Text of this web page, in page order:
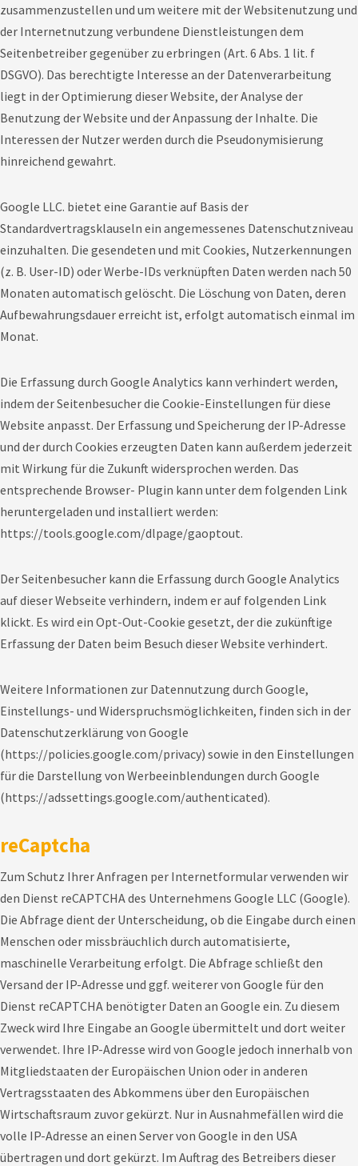
zusammenzustellen und um weitere mit der Websitenutzung und
der Internetnutzung verbundene Dienstleistungen dem
Seitenbetreiber gegenüber zu erbringen (Art. 6 Abs. 1 lit. f
DSGVO). Das berechtigte Interesse an der Datenverarbeitung
liegt in der Optimierung dieser Website, der Analyse der
Benutzung der Website und der Anpassung der Inhalte. Die
Interessen der Nutzer werden durch die Pseudonymisierung
hinreichend gewahrt.
Google LLC. bietet eine Garantie auf Basis der
Standardvertragsklauseln ein angemessenes Datenschutzniveau
einzuhalten. Die gesendeten und mit Cookies, Nutzerkennungen
(z. B. User-ID) oder Werbe-IDs verknüpften Daten werden nach 50
Monaten automatisch gelöscht. Die Löschung von Daten, deren
Aufbewahrungsdauer erreicht ist, erfolgt automatisch einmal im
Monat.
Die Erfassung durch Google Analytics kann verhindert werden,
indem der Seitenbesucher die Cookie-Einstellungen für diese
Website anpasst. Der Erfassung und Speicherung der IP-Adresse
und der durch Cookies erzeugten Daten kann außerdem jederzeit
mit Wirkung für die Zukunft widersprochen werden. Das
entsprechende Browser- Plugin kann unter dem folgenden Link
heruntergeladen und installiert werden:
https://tools.google.com/dlpage/gaoptout.
Der Seitenbesucher kann die Erfassung durch Google Analytics
auf dieser Webseite verhindern, indem er auf folgenden Link
klickt. Es wird ein Opt-Out-Cookie gesetzt, der die zukünftige
Erfassung der Daten beim Besuch dieser Website verhindert.
Weitere Informationen zur Datennutzung durch Google,
Einstellungs- und Widerspruchsmöglichkeiten, finden sich in der
Datenschutzerklärung von Google
(https://policies.google.com/privacy) sowie in den Einstellungen
für die Darstellung von Werbeeinblendungen durch Google
(https://adssettings.google.com/authenticated).
reCaptcha
Zum Schutz Ihrer Anfragen per Internetformular verwenden wir
den Dienst reCAPTCHA des Unternehmens Google LLC (Google).
Die Abfrage dient der Unterscheidung, ob die Eingabe durch einen
Menschen oder missbräuchlich durch automatisierte,
maschinelle Verarbeitung erfolgt. Die Abfrage schließt den
Versand der IP-Adresse und ggf. weiterer von Google für den
Dienst reCAPTCHA benötigter Daten an Google ein. Zu diesem
Zweck wird Ihre Eingabe an Google übermittelt und dort weiter
verwendet. Ihre IP-Adresse wird von Google jedoch innerhalb von
Mitgliedstaaten der Europäischen Union oder in anderen
Vertragsstaaten des Abkommens über den Europäischen
Wirtschaftsraum zuvor gekürzt. Nur in Ausnahmefällen wird die
volle IP-Adresse an einen Server von Google in den USA
übertragen und dort gekürzt. Im Auftrag des Betreibers dieser